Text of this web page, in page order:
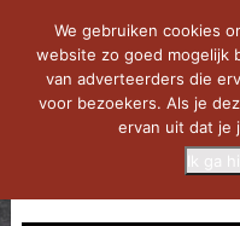
We gebruiken cookies
website zo goed mogelijk
van adverteerders die
voor bezoekers. Als je
ervan uit dat je
Ik ga